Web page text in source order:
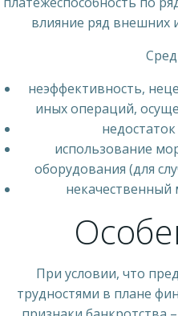
влияние ряд внешних
неэффективность,
иных операций,
использование
оборудования (для
некачественный
При условии, что
трудностями в плане